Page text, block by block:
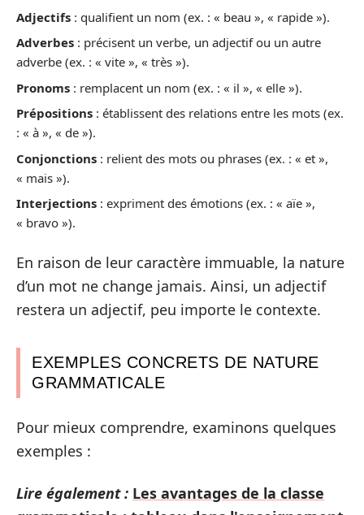
Adjectifs : qualifient un nom (ex. : « beau », « rapide »).
Adverbes : précisent un verbe, un adjectif ou un autre
adverbe (ex. : « vite », « très »).
Pronoms : remplacent un nom (ex. : « il », « elle »).
Prépositions : établissent des relations entre les mots (ex.
: « à », « de »).
Conjonctions : relient des mots ou phrases (ex. : « et »,
« mais »).
Interjections : expriment des émotions (ex. : « aïe »,
« bravo »).
En raison de leur caractère immuable, la nature
d’un mot ne change jamais. Ainsi, un adjectif
restera un adjectif, peu importe le contexte.
EXEMPLES CONCRETS DE NATURE
GRAMMATICALE
Pour mieux comprendre, examinons quelques
exemples :
Lire également : Les avantages de la classe